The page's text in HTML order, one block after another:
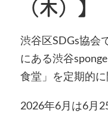
（木）】
渋谷区SDGs協会
にある渋谷
食堂」を定期的に
2026年6月は6月